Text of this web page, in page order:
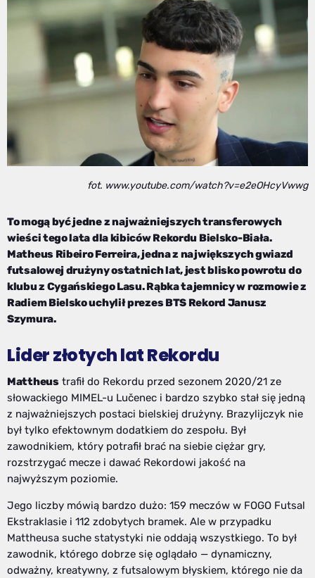
fot. www.youtube.com/watch?v=e2eOHcyVwwg
To mogą być jedne z najważniejszych transferowych
wieści tego lata dla kibiców Rekordu Bielsko-Biała.
Matheus Ribeiro Ferreira, jedna z największych gwiazd
futsalowej drużyny ostatnich lat, jest blisko powrotu do
klubu z Cygańskiego Lasu. Rąbka tajemnicy w rozmowie z
Radiem Bielsko uchylił prezes BTS Rekord Janusz
Szymura.
Lider złotych lat Rekordu
Mattheustrafił do Rekordu przed sezonem 2020/21 ze
słowackiego MIMEL-u Lučenec i bardzo szybko stał się jedną
z najważniejszych postaci bielskiej drużyny. Brazylijczyk nie
był tylko efektownym dodatkiem do zespołu. Był
zawodnikiem, który potrafił brać na siebie ciężar gry,
rozstrzygać mecze i dawać Rekordowi jakość na
najwyższym poziomie.
Jego liczby mówią bardzo dużo: 159 meczów w FOGO Futsal
Ekstraklasie i 112 zdobytych bramek. Ale w przypadku
Mattheusa suche statystyki nie oddają wszystkiego. To był
zawodnik, którego dobrze się oglądało — dynamiczny,
odważny, kreatywny, z futsalowym błyskiem, którego nie da